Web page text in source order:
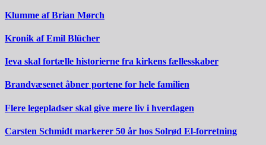
Klumme af Brian Mørch
Kronik af Emil Blücher
Ieva skal fortælle historierne fra kirkens fællesskaber
Brandvæsenet åbner portene for hele familien
Flere legepladser skal give mere liv i hverdagen
Carsten Schmidt markerer 50 år hos Solrød El-forretning